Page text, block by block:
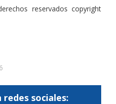
reservados copyright
sociales: